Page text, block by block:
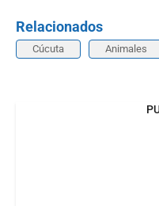
Relacionados
Cúcuta Animales